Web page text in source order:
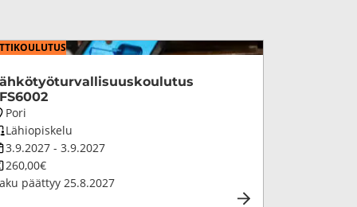
Pori
Lähiopiskelu
3.9.2027- 3.9.2027
260,00€
päättyy 25.8.2027